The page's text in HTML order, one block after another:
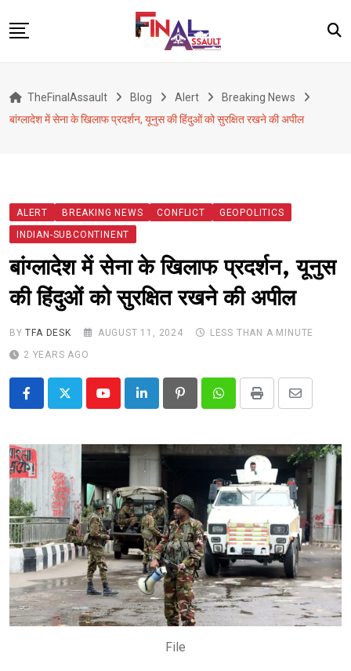
to
War
Alert
Classified
About Us
TheFinalAssault Blog Alert
Breaking News
बांग्लादेश में सेना के खिलाफ प्रदर्शन, यूनुस की हिंदुओं को सुरक्षित रखने की अपील
ALERT BREAKING NEWS CONFLICT
GEOPOLITICS
INDIAN-SUBCONTINENT
बांग्लादेश में सेना के खिलाफ प्रदर्शन, यूनुस
की हिंदुओं को सुरक्षित रखने की अपील
BYTFA DESK AUGUST 11, 2024
LESS THAN A MINUTE
2 YEARS AGO
YoutubeLinkedIn PinterestWhatsappPrint
Share
Email
File